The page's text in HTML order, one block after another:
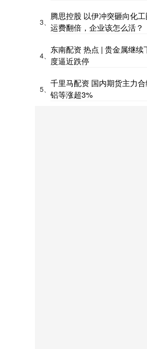
3、
腾思控股 以伊冲突砸向化工
运费翻倍，企业该怎么活？
4、
东南配资 热点 | 贵金属继续
度逼近跌停
5、
千里马配资 国内期货主力
铝等涨超3%